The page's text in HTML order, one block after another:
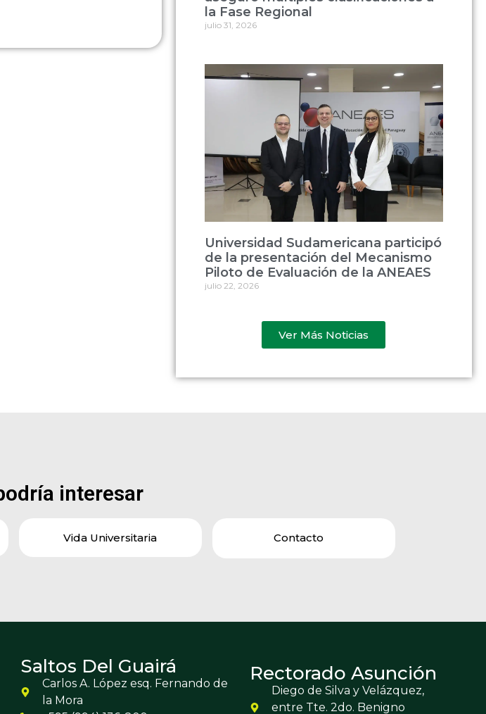
la Fase Regional
julio 31, 2026
Universidad Sudamericana participó
de la presentación del Mecanismo
Piloto de Evaluación de la ANEAES
julio 22, 2026
Ver Más Noticias
interesar
Vida Universitaria Contacto
Saltos Del Guairá
Carlos A. López esq. Fernando de
la Mora
Rectorado Asunción
Diego de Silva y Velázquez,
entre Tte. 2do. Benigno